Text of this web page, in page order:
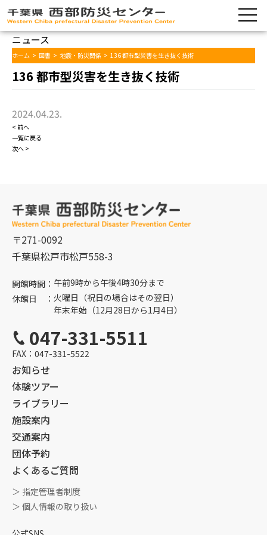
ニュース
ホーム > 図書 > 地震・防災関係 > 136 都市型災害を生き抜く技術
136 都市型災害を生き抜く技術
2024.04.23.
< 前へ
一覧に戻る
次へ >
〒271-0092
千葉県松戸市松戸558-3
開館時間： 午前9時から午後4時30分まで
休館日 ： 火曜日（祝日の場合はその翌日）
年末年始（12月28日から1月4日）
047-331-5511
FAX： 047-331-5522
お知らせ
体験ツアー
ライブラリー
施設案内
交通案内
団体予約
よくあるご質問
＞ 指定管理者制度
＞ 個人情報の取り扱い